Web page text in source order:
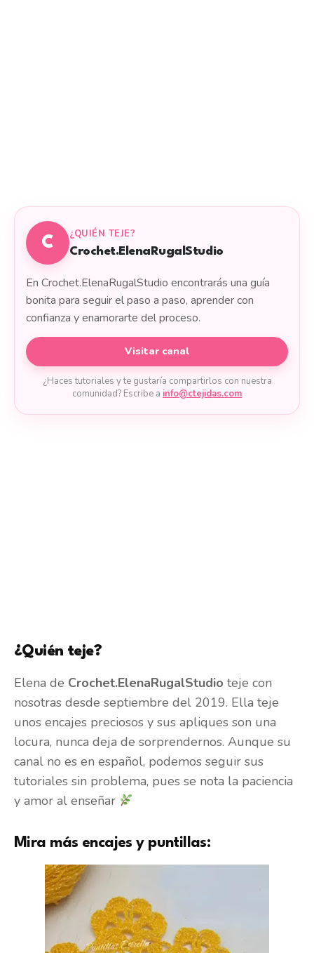
C
¿QUIÉN TEJE?
Crochet.ElenaRugalStudio
En Crochet.ElenaRugalStudio encontrarás una guía
bonita para seguir el paso a paso, aprender con
confianza y enamorarte del proceso.
Visitar canal
¿Haces tutoriales y te gustaría compartirlos con nuestra
comunidad? Escribe a info@ctejidas.com
¿Quién teje?
Elena de Crochet.ElenaRugalStudio teje con
nosotras desde septiembre del 2019. Ella teje
unos encajes preciosos y sus apliques son una
locura, nunca deja de sorprendernos. Aunque su
canal no es en español, podemos seguir sus
tutoriales sin problema, pues se nota la paciencia
y amor al enseñar
Mira más encajes y puntillas: